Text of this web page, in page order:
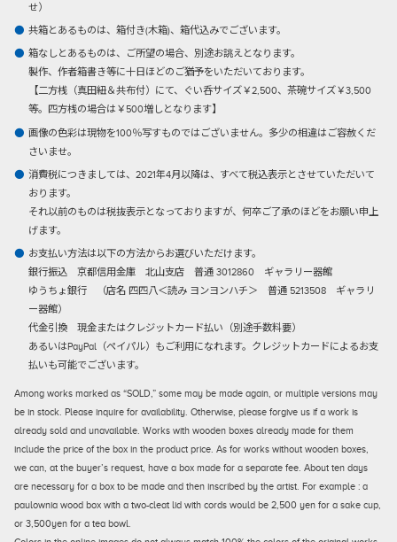
せ）
共箱とあるものは、箱付き(木箱)、箱代込みでございます。
箱なしとあるものは、ご所望の場合、別途お誂えとなります。
製作、作者箱書き等に十日ほどのご猶予をいただいております。
【二方桟（真田紐＆共布付）にて、ぐい呑サイズ￥2,500、茶碗サイズ￥3,500
等。四方桟の場合は￥500増しとなります】
画像の色彩は現物を100％写すものではございません。多少の相違はご容赦くだ
さいませ。
消費税につきましては、2021年4月以降は、すべて税込表示とさせていただいて
おります。
それ以前のものは税抜表示となっておりますが、何卒ご了承のほどをお願い申上
げます。
お支払い方法は以下の方法からお選びいただけます。
銀行振込京都信用金庫 北山支店 普通 3012860 ギャラリー器館
ゆうちょ銀行 （店名 四四八＜読み ヨンヨンハチ＞ 普通 5213508 ギャラリ
ー器館）
代金引換現金またはクレジットカード払い（別途手数料要）
あるいはPayPal（ペイパル）もご利用になれます。クレジットカードによるお支
払いも可能でございます。
Among works marked as “SOLD,” some may be made again, or multiple versions may
be in stock. Please inquire for availability. Otherwise, please forgive us if a work is
already sold and unavailable. Works with wooden boxes already made for them
include the price of the box in the product price. As for works without wooden boxes,
we can, at the buyer’s request, have a box made for a separate fee. About ten days
are necessary for a box to be made and then inscribed by the artist. For example : a
paulownia wood box with a two-cleat lid with cords would be 2,500 yen for a sake cup,
or 3,500yen for a tea bowl.